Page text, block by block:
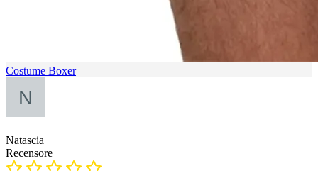
Costume Boxer
Natascia
Recensore